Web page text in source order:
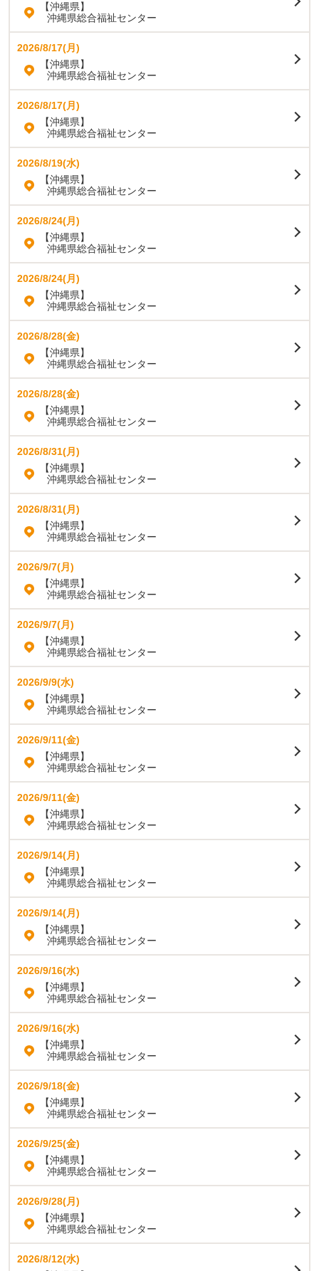
【沖縄県】
沖縄県総合福祉センター
2026/8/17(月)
【沖縄県】
沖縄県総合福祉センター
2026/8/17(月)
【沖縄県】
沖縄県総合福祉センター
2026/8/19(水)
【沖縄県】
沖縄県総合福祉センター
2026/8/24(月)
【沖縄県】
沖縄県総合福祉センター
2026/8/24(月)
【沖縄県】
沖縄県総合福祉センター
2026/8/28(金)
【沖縄県】
沖縄県総合福祉センター
2026/8/28(金)
【沖縄県】
沖縄県総合福祉センター
2026/8/31(月)
【沖縄県】
沖縄県総合福祉センター
2026/8/31(月)
【沖縄県】
沖縄県総合福祉センター
2026/9/7(月)
【沖縄県】
沖縄県総合福祉センター
2026/9/7(月)
【沖縄県】
沖縄県総合福祉センター
2026/9/9(水)
【沖縄県】
沖縄県総合福祉センター
2026/9/11(金)
【沖縄県】
沖縄県総合福祉センター
2026/9/11(金)
【沖縄県】
沖縄県総合福祉センター
2026/9/14(月)
【沖縄県】
沖縄県総合福祉センター
2026/9/14(月)
【沖縄県】
沖縄県総合福祉センター
2026/9/16(水)
【沖縄県】
沖縄県総合福祉センター
2026/9/16(水)
【沖縄県】
沖縄県総合福祉センター
2026/9/18(金)
【沖縄県】
沖縄県総合福祉センター
2026/9/25(金)
【沖縄県】
沖縄県総合福祉センター
2026/9/28(月)
【沖縄県】
沖縄県総合福祉センター
2026/8/12(水)